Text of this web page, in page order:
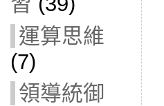
運算思維
(7)
領導統御